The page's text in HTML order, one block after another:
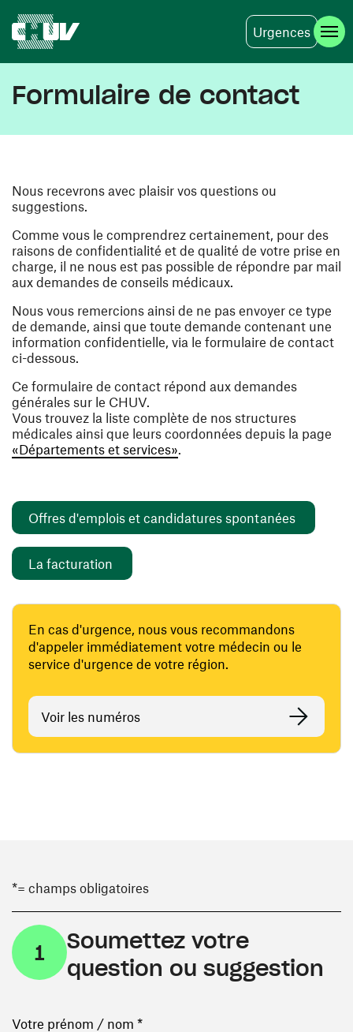
Urgences
Formulaire de contact
Nous recevrons avec plaisir vos questions ou
suggestions.
Comme vous le comprendrez certainement, pour des
raisons de confidentialité et de qualité de votre prise en
charge, il ne nous est pas possible de répondre par mail
aux demandes de conseils médicaux.
Nous vous remercions ainsi de ne pas envoyer ce type
de demande, ainsi que toute demande contenant une
information confidentielle, via le formulaire de contact
ci-dessous.
Ce formulaire de contact répond aux demandes
générales sur le CHUV.
Vous trouvez la liste complète de nos structures
médicales ainsi que leurs coordonnées depuis la page
«Départements et services».
Offres d'emplois et candidatures spontanées
La facturation
En cas d'urgence, nous vous recommandons
d'appeler immédiatement votre médecin ou le
service d'urgence de votre région.
Voir les numéros
*= champs obligatoires
1
Soumettez votre
question ou suggestion
Votre prénom / nom *